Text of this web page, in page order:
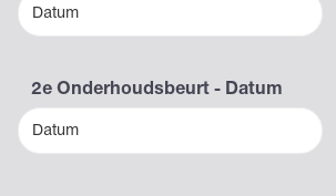
Datum
2e Onderhoudsbeurt - Datum
Datum